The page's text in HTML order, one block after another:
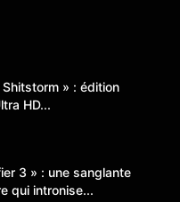
Shitstorm » : édition
HD...
3 » : une sanglante
qui intronise...